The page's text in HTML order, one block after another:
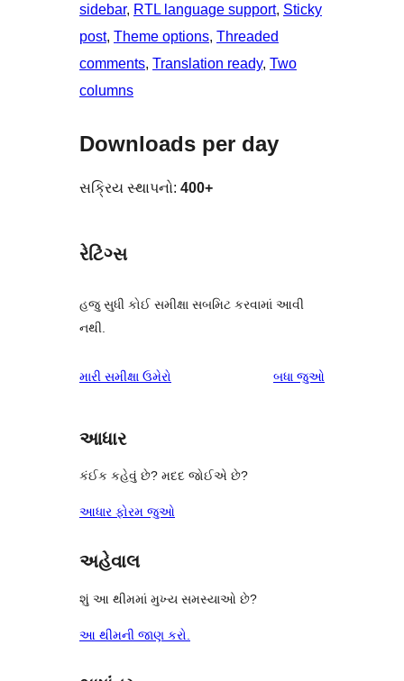
sidebar, RTL language support, Sticky
post, Theme options, Threaded
comments, Translation ready, Two
columns
Downloads per day
સક્રિય સ્થાપનો: 400+
રેટિંગ્સ
હજુ સુધી કોઈ સમીક્ષા સબમિટ કરવામાં આવી
નથી.
મારી સમીક્ષા ઉમેરો બધા સમીક્ષાઓ
જુઓ
આધાર
કંઈક કહેવું છે? મદદ જોઈએ છે?
આધાર ફોરમ જુઓ
અહેવાલ
શું આ થીમમાં મુખ્ય સમસ્યાઓ છે?
આ થીમની જાણ કરો.